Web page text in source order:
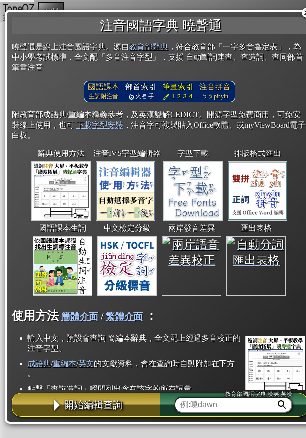
注音國語字典 曉聲通
曉聲通是線上注音國語字典。源自教育部辭典 ，符合教育部「一字多音審定表」，為
中小學考試標準，全文配「多音注音字型」，支援 自動斷詞速查、查造詞、查同部首
筆畫注音
國語課本
生詞附注音
部首索引
火 手
筆畫索引
１２３４
注音拼音
ㄅㄆpinyin
附教育部成語典/重編本釋義參考，及英漢雙解CEDICT。開源字型免費商用，可免安
裝線上使用，也可 下載字型安裝 ，注音字可複製貼入Office軟體、或myViewBoard電子
白板。
辭典使用方法 注音IVS字型編輯器 字型下載 排版格式匯出
國語課本生詞 中文檢定分級 兩岸發音差異 匯出表格
使用方法 簡體介面/繁體介面 ：
輸入中文，預設會查詢 簡編本辭典，全文配上經過多音校正的
注音字型。
成語典/重編本/英文的文獻資料，會在查詢時自動附加在下方
。
點擊「查詢造詞」瞬間列出含有該字的所有詞彙。
點「部首」瞬間列出所有「同部首字」。也支援查詢「同注音」或「同筆畫」。
辭典解釋的全文都經過自動斷詞，點擊便可瞬間「連續查詢」此字詞的解釋，不
用手動重複輸入。
開始編輯查詢
教育部國語字典·漢英·英漢
複製